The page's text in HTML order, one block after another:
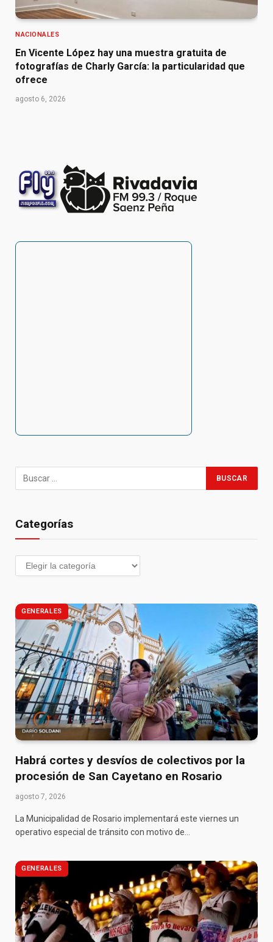
NACIONALES
En Vicente López hay una muestra gratuita de
fotografías de Charly García: la particularidad que
ofrece
agosto 6, 2026
Categorías
GENERALES
Habrá cortes y desvíos de colectivos por la
procesión de San Cayetano en Rosario
agosto 7, 2026
La Municipalidad de Rosario implementará este viernes un
operativo especial de tránsito con motivo de…
GENERALES